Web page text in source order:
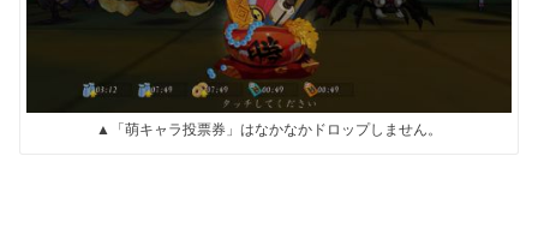
▲「萌キャラ投票券」はなかなかドロップしません。